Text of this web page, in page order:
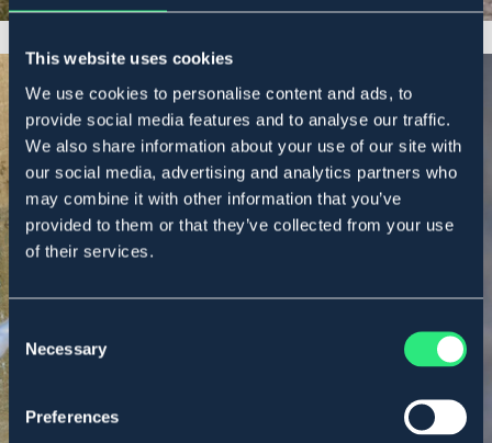
This website uses cookies
We use cookies to personalise content and ads, to
provide social media features and to analyse our traffic.
We also share information about your use of our site with
our social media, advertising and analytics partners who
may combine it with other information that you’ve
provided to them or that they’ve collected from your use
of their services.
Consent
Selection
Necessary
Preferences
TIL ALLE HEGN
Hegn